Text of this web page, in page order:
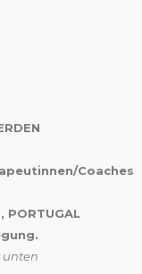
Coaches
PORTUGAL
unten